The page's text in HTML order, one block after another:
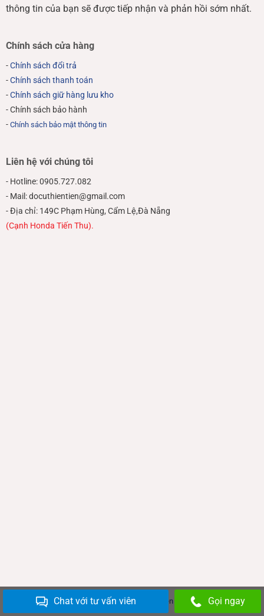
thông tin của bạn sẽ được tiếp nhận và phản hồi sớm nhất.
Chính sách cửa hàng
-Chính sách đổi trả
-Chính sách thanh toán
-Chính sách giữ hàng lưu kho
- Chính sách bảo hành
- Chính sách bảo mật thông tin
Liên hệ với chúng tôi
- Hotline: 0905.727.082
- Mail: docuthientien@gmail.com
- Địa chỉ: 149C Phạm Hùng, Cẩm Lệ,Đà Nẵng
(Cạnh Honda Tiến Thu).
Copyright 2026 ©Đồ cũ Thiên Tiến
Chat với tư vấn viên Gọi ngay